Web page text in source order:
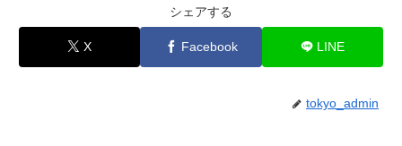
シェアする
X Facebook LINE
tokyo_admin